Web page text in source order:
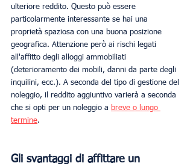
ulteriore reddito. Questo può essere
particolarmente interessante se hai una
proprietà spaziosa con una buona posizione
geografica. Attenzione però ai rischi legati
all'affitto degli alloggi ammobiliati
(deterioramento dei mobili, danni da parte degli
inquilini, ecc.). A seconda del tipo di gestione del
noleggio, il reddito aggiuntivo varierà a seconda
che si opti per un noleggio a breve o lungo
termine.
Gli svantaggi di affittare un